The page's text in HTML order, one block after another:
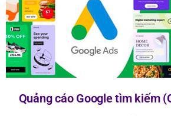
Quảng cáo Google tìm kiếm